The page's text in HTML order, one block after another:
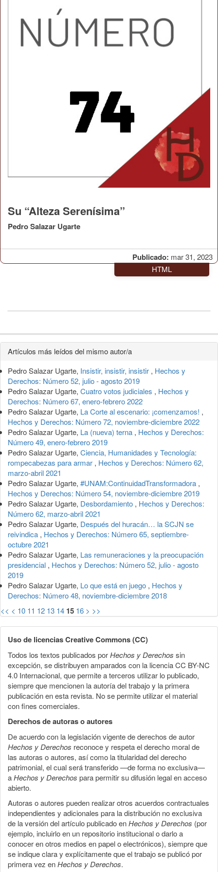
Publicado: mar 31, 2023
Su “Alteza Serenísima”
Pedro Salazar Ugarte
HTML
Detalles
del
artículo
Artículos más leídos del mismo autor/a
Pedro Salazar Ugarte, Insistir, insistir, insistir , Hechos y
Derechos: Número 52, julio - agosto 2019
Pedro Salazar Ugarte, Cuatro votos judiciales , Hechos y
Derechos: Número 67, enero-febrero 2022
Pedro Salazar Ugarte, La Corte al escenario: ¡comenzamos! ,
Hechos y Derechos: Número 72, noviembre-diciembre 2022
Pedro Salazar Ugarte, La (nueva) terna , Hechos y Derechos:
Número 49, enero-febrero 2019
Pedro Salazar Ugarte, Ciencia, Humanidades y Tecnología:
rompecabezas para armar , Hechos y Derechos: Número 62,
marzo-abril 2021
Pedro Salazar Ugarte, #UNAM:ContinuidadTransformadora ,
Hechos y Derechos: Número 54, noviembre-diciembre 2019
Pedro Salazar Ugarte, Desbordamiento , Hechos y Derechos:
Número 62, marzo-abril 2021
Pedro Salazar Ugarte, Después del huracán… la SCJN se
reivindica , Hechos y Derechos: Número 65, septiembre-
octubre 2021
Pedro Salazar Ugarte, Las remuneraciones y la preocupación
presidencial , Hechos y Derechos: Número 52, julio - agosto
2019
Pedro Salazar Ugarte, Lo que está en juego , Hechos y
Derechos: Número 48, noviembre-diciembre 2018
<< < 10 11 12 13 14 15 16 > >>
Uso de licencias Creative Commons (CC)
Todos los textos publicados porHechos y Derechos sin
excepción, se distribuyen amparados con la licencia CC BY-NC
4.0 Internacional, que permite a terceros utilizar lo publicado,
siempre que mencionen la autoría del trabajo y la primera
publicación en esta revista. No se permite utilizar el material
con fines comerciales.
Derechos de autoras o autores
De acuerdo con la legislación vigente de derechos de autor
Hechos y Derechos reconoce y respeta el derecho moral de
las autoras o autores, así como la titularidad del derecho
patrimonial, el cual será transferido —de forma no exclusiva—
aHechos y Derechos para permitir su difusión legal en acceso
abierto.
Autoras o autores pueden realizar otros acuerdos contractuales
independientes y adicionales para la distribución no exclusiva
de la versión del artículo publicado enHechos y Derechos (por
ejemplo, incluirlo en un repositorio institucional o darlo a
conocer en otros medios en papel o electrónicos), siempre que
se indique clara y explícitamente que el trabajo se publicó por
primera vez enHechos y Derechos.